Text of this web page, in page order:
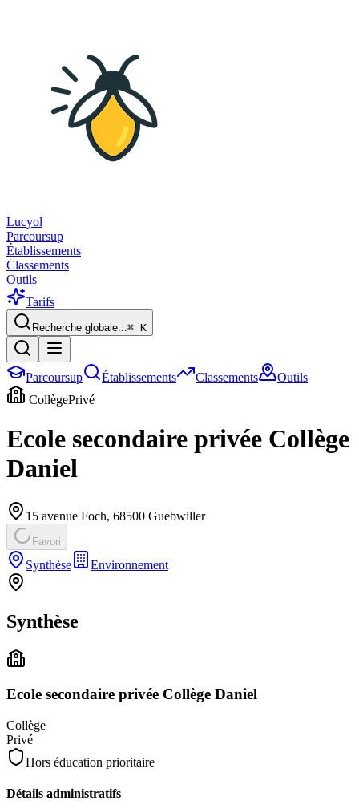
Lucyol
Parcoursup
Établissements
Classements
Outils
Tarifs
Recherche globale...⌘ K
Parcoursup Établissements Classements
Outils
CollègePrivé
Ecole secondaire privée Collège
Daniel
15 avenue Foch, 68500 Guebwiller
Favori
Synthèse Environnement
Synthèse
Ecole secondaire privée Collège Daniel
Collège
Privé
Hors éducation prioritaire
Détails administratifs